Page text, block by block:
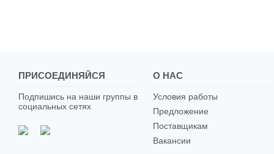
ПРИСОЕДИНЯЙСЯ
Подпишись на наши группы в
социальных сетях
О НАС
Условия работы
Предложение
Поставщикам
Вакансии